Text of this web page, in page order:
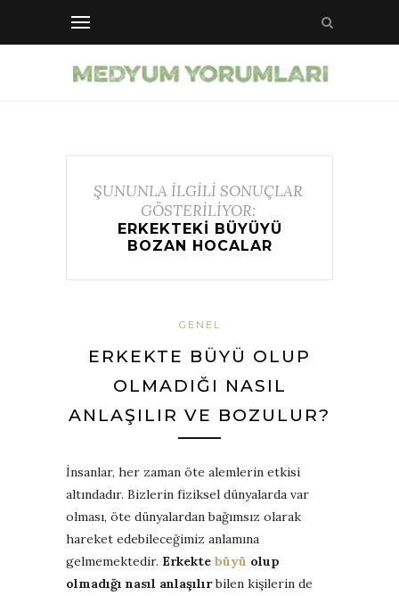
ŞUNUNLA İLGİLİ SONUÇLAR
GÖSTERİLİYOR:
ERKEKTEKI BÜYÜYÜ
BOZAN HOCALAR
GENEL
ERKEKTE BÜYÜ OLUP
OLMADIĞI NASIL
ANLAŞILIR VE BOZULUR?
İnsanlar, her zaman öte alemlerin etkisi
altındadır. Bizlerin fiziksel dünyalarda var
olması, öte dünyalardan bağımsız olarak
hareket edebileceğimiz anlamına
gelmemektedir. Erkekte büyü olup
olmadığı nasıl anlaşılırbilen kişilerin de